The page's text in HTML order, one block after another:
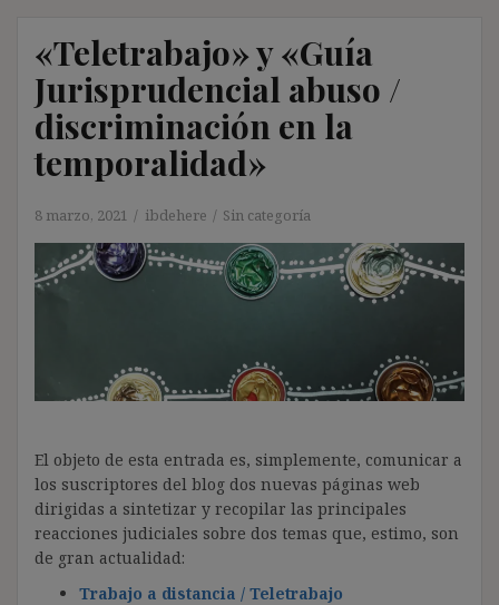
«Teletrabajo» y «Guía
Jurisprudencial abuso /
discriminación en la
temporalidad»
8 marzo, 2021 ibdehere Sin categoría
El objeto de esta entrada es, simplemente, comunicar a
los suscriptores del blog dos nuevas páginas web
dirigidas a sintetizar y recopilar las principales
reacciones judiciales sobre dos temas que, estimo, son
de gran actualidad:
Trabajo a distancia / Teletrabajo